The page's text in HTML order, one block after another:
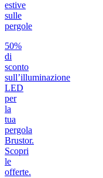
estive
sulle
pergole
50%
di
sconto
sull’illuminazione
LED
per
la
tua
pergola
Brustor.
Scopri
le
offerte.